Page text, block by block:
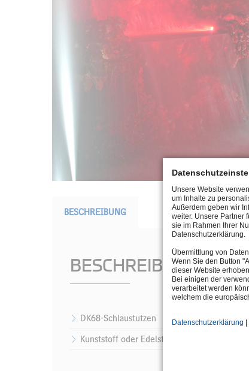
BESCHREIBUNG
BESCHREIBUNG
DK68-Schlaustutzen
Kunststoff oder Edelstahl
Unsere Website
um Inhalte zu
Außerdem geben wir
weiter. Unsere Partner
sie im Rahmen Ihrer
Datenschutzerklärung.
Übermittlung von
Wenn Sie den Button
dieser Website
Bei einigen der
verarbeitet werden
welchem die
Datenschutzerklärung |